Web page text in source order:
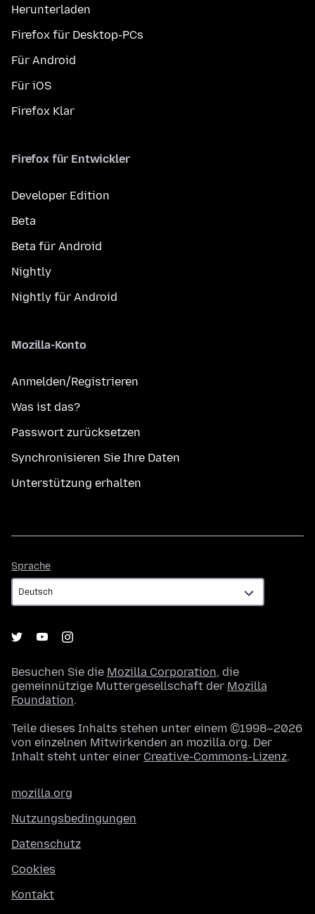
Herunterladen
Firefox für Desktop-PCs
Für Android
Für iOS
Firefox Klar
Firefox für Entwickler
Developer Edition
Beta
Beta für Android
Nightly
Nightly für Android
Mozilla-Konto
Anmelden/Registrieren
Was ist das?
Passwort zurücksetzen
Synchronisieren Sie Ihre Daten
Unterstützung erhalten
Sprache
Besuchen Sie die Mozilla Corporation, die
gemeinnützige Muttergesellschaft der Mozilla
Foundation.
Teile dieses Inhalts stehen unter einem ©1998–2026
von einzelnen Mitwirkenden an mozilla.org. Der
Inhalt steht unter einer Creative-Commons-Lizenz.
mozilla.org
Nutzungsbedingungen
Datenschutz
Cookies
Kontakt